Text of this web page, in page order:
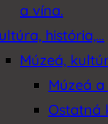
a vína.
história,…
Múzeá,
Múzeá
Ostatná